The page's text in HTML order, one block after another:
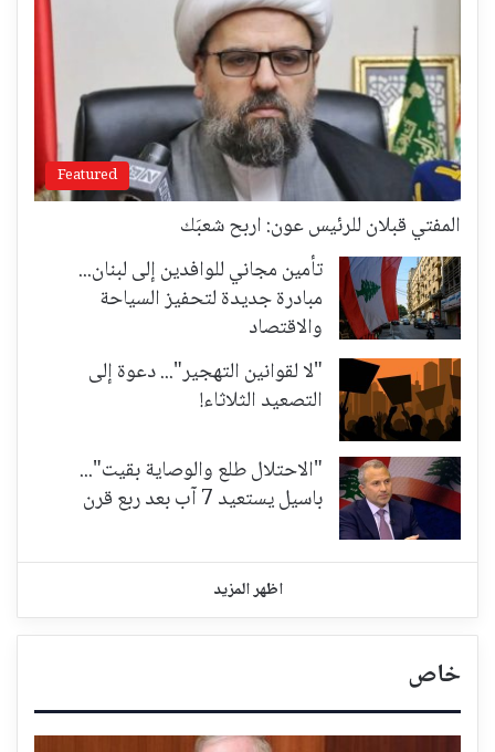
Featured
المفتي قبلان للرئيس عون: اربح شعبَك
تأمين مجاني للوافدين إلى لبنان...
مبادرة جديدة لتحفيز السياحة
والاقتصاد
"لا لقوانين التهجير"... دعوة إلى
التصعيد الثلاثاء!
"الاحتلال طلع والوصاية بقيت"...
باسيل يستعيد 7 آب بعد ربع قرن
اظهر المزيد
خاص